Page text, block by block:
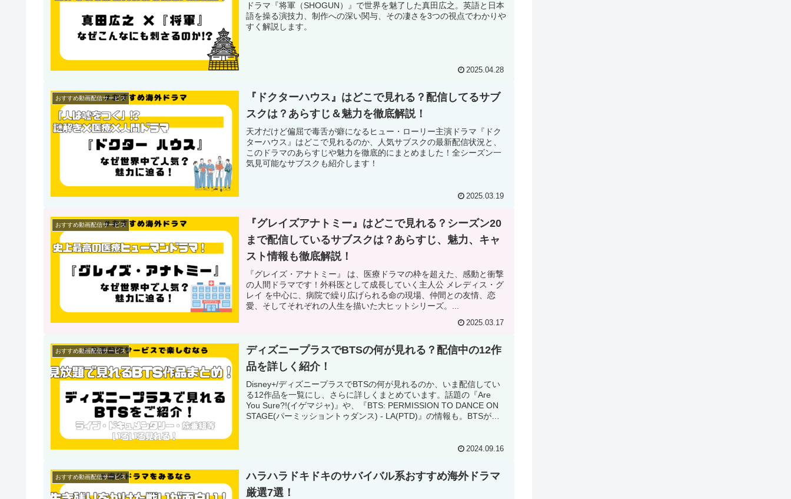
ドラマ『将軍（SHOGUN）』で世界を魅了した真田広之。英語と日本
語を操る演技力、制作への深い関与、その凄さを3つの視点でわかりや
すく解説します。
2025.04.28
おすすめ動画配信サービス
『ドクターハウス』はどこで見れる？配信してるサブ
スクは？あらすじ＆魅力を徹底解説！
天才だけど偏屈で毒舌が癖になるヒュー・ローリー主演ドラマ『ドク
ターハウス』はどこで見れるのか、人気サブスクの最新配信状況と、
このドラマのあらすじや魅力を徹底的にまとめました！全シーズン一
気見可能なサブスクも紹介します！
2025.03.19
おすすめ動画配信サービス
『グレイズアナトミー』はどこで見れる？シーズン20
まで配信しているサブスクは？あらすじ、魅力、キャ
スト情報も徹底解説！
『グレイズ・アナトミー』 は、医療ドラマの枠を超えた、感動と衝撃
の人間ドラマです！外科医として成長していく主人公 メレディス・グ
レイ を中心に、病院で繰り広げられる命の現場、仲間との友情、恋
愛、そしてそれぞれの人生を描いた大ヒットシリーズ。...
2025.03.17
おすすめ動画配信サービス
ディズニープラスでBTSの何が見れる？配信中の12作
品を詳しく紹介！
Disney+/ディズニープラスでBTSの何が見れるのか、いま配信してい
る12作品を一覧にし、さらに詳しくまとめています。話題の『Are
You Sure?!(イゲマジャ)』や、『BTS: PERMISSION TO DANCE ON
STAGE(パーミッショントゥダンス) - LA(PTD)』の情報も。BTSが存
2024.09.16
おすすめ動画配信サービス
ハラハラドキドキのサバイバル系おすすめ海外ドラマ
厳選7選！